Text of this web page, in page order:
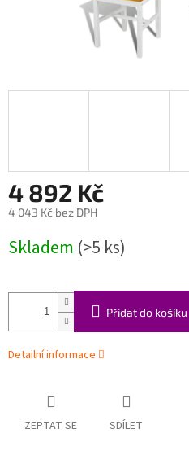
4 892 Kč
4 043 Kč bez DPH
cena:
Skladem (>5 ks)
Přidat do košíku
Detailní informace
ZEPTAT SE SDÍLET